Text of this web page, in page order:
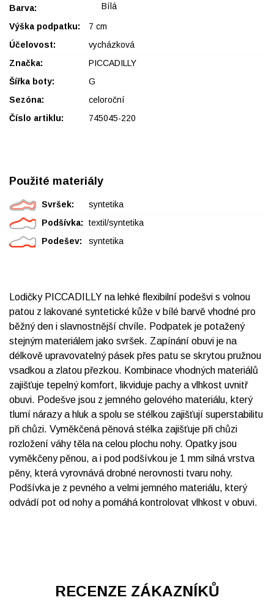
Barva: Bílá
Výška podpatku:
7 cm
Účelovost:
vycházková
Značka:
PICCADILLY
Šířka boty:
G
Sezóna:
celoroční
Číslo artiklu:
745045-220
Použité materiály
Svršek:
syntetika
Podšívka:
textil/syntetika
Podešev:
syntetika
Lodičky PICCADILLY na lehké flexibilní podešvi s volnou
patou z lakované syntetické kůže v bílé barvě vhodné pro
běžný den i slavnostnější chvíle. Podpatek je potažený
stejným materiálem jako svršek. Zapínání obuvi je na
délkově upravovatelný pásek přes patu se skrytou pružnou
vsadkou a zlatou přezkou. Kombinace vhodných materiálů
zajišťuje tepelný komfort, likviduje pachy a vlhkost uvnitř
obuvi. Podešve jsou z jemného gelového materiálu, který
tlumí nárazy a hluk a spolu se stélkou zajišťují superstabilitu
při chůzi. Vyměkčená pěnová stélka zajišťuje při chůzi
rozložení váhy těla na celou plochu nohy. Opatky jsou
vyměkčeny pěnou, a i pod podšívkou je 1 mm silná vrstva
pěny, která vyrovnává drobné nerovnosti tvaru nohy.
Podšívka je z pevného a velmi jemného materiálu, který
odvádí pot od nohy a pomáhá kontrolovat vlhkost v obuvi.
RECENZE ZÁKAZNÍKŮ